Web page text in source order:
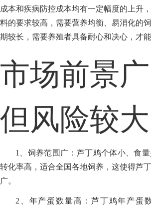
成本和疾病防控成本均有一定幅度的上升
料的要求较高，需要营养均衡、易消化的
期较长，需要养殖者具备耐心和决心，才
市场前景广
但风险较大
1、饲养范围广：芦丁鸡个体小、食
转化率高，适合全国各地饲养，这使得芦
广。
2、年产蛋数量高：芦丁鸡年产蛋